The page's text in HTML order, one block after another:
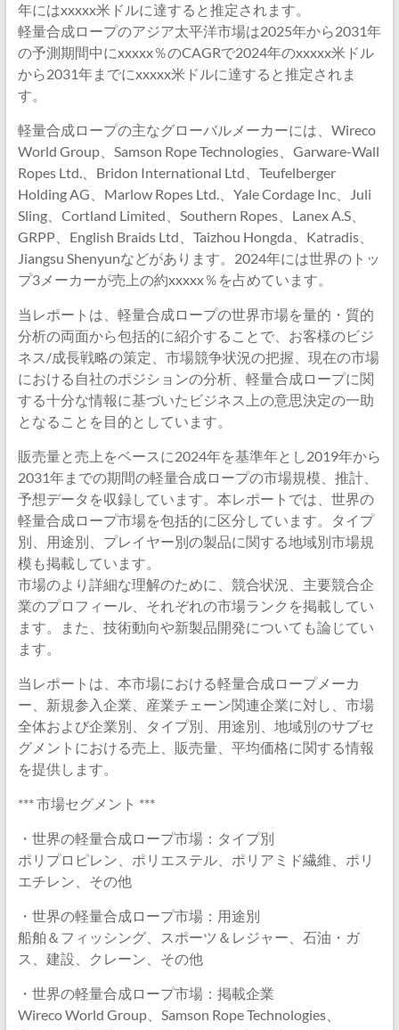
年にはxxxxx米ドルに達すると推定されます。
軽量合成ロープのアジア太平洋市場は2025年から2031年
の予測期間中にxxxxx％のCAGRで2024年のxxxxx米ドル
から2031年までにxxxxx米ドルに達すると推定されま
す。
軽量合成ロープの主なグローバルメーカーには、Wireco
World Group、Samson Rope Technologies、Garware-Wall
Ropes Ltd.、Bridon International Ltd、Teufelberger
Holding AG、Marlow Ropes Ltd.、Yale Cordage Inc、Juli
Sling、Cortland Limited、Southern Ropes、Lanex A.S、
GRPP、English Braids Ltd、Taizhou Hongda、Katradis、
Jiangsu Shenyunなどがあります。2024年には世界のトッ
プ3メーカーが売上の約xxxxx％を占めています。
当レポートは、軽量合成ロープの世界市場を量的・質的
分析の両面から包括的に紹介することで、お客様のビジ
ネス/成長戦略の策定、市場競争状況の把握、現在の市場
における自社のポジションの分析、軽量合成ロープに関
する十分な情報に基づいたビジネス上の意思決定の一助
となることを目的としています。
販売量と売上をベースに2024年を基準年とし2019年から
2031年までの期間の軽量合成ロープの市場規模、推計、
予想データを収録しています。本レポートでは、世界の
軽量合成ロープ市場を包括的に区分しています。タイプ
別、用途別、プレイヤー別の製品に関する地域別市場規
模も掲載しています。
市場のより詳細な理解のために、競合状況、主要競合企
業のプロフィール、それぞれの市場ランクを掲載してい
ます。また、技術動向や新製品開発についても論じてい
ます。
当レポートは、本市場における軽量合成ロープメーカ
ー、新規参入企業、産業チェーン関連企業に対し、市場
全体および企業別、タイプ別、用途別、地域別のサブセ
グメントにおける売上、販売量、平均価格に関する情報
を提供します。
*** 市場セグメント ***
・世界の軽量合成ロープ市場：タイプ別
ポリプロピレン、ポリエステル、ポリアミド繊維、ポリ
エチレン、その他
・世界の軽量合成ロープ市場：用途別
船舶＆フィッシング、スポーツ＆レジャー、石油・ガ
ス、建設、クレーン、その他
・世界の軽量合成ロープ市場：掲載企業
Wireco World Group、Samson Rope Technologies、